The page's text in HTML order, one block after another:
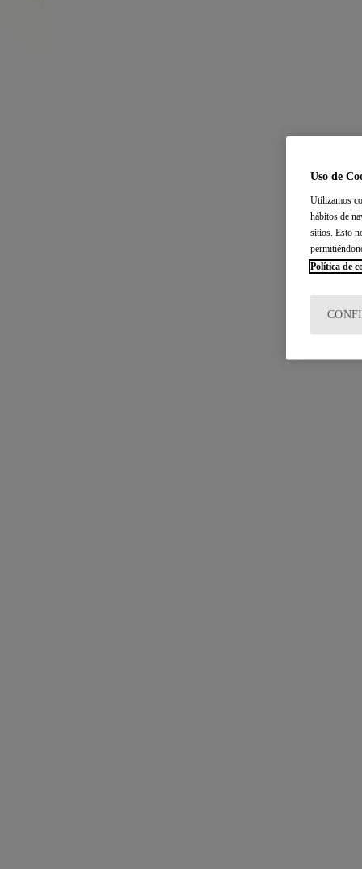
Uso de
Utilizamos
hábitos de
sitios. Esto
Política de